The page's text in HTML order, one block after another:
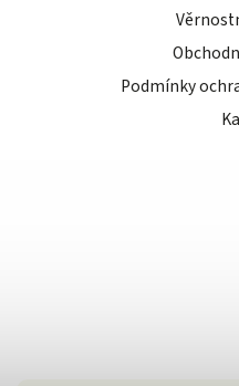
Podmínky